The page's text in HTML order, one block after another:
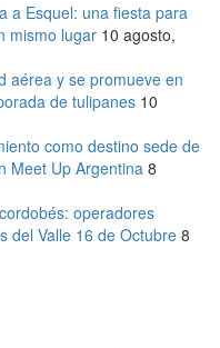
a Esquel: una fiesta para
mismo lugar 10 agosto,
aérea y se promueve en
de tulipanes 10
como destino sede de
Meet Up Argentina 8
operadores
del Valle 16 de Octubre 8